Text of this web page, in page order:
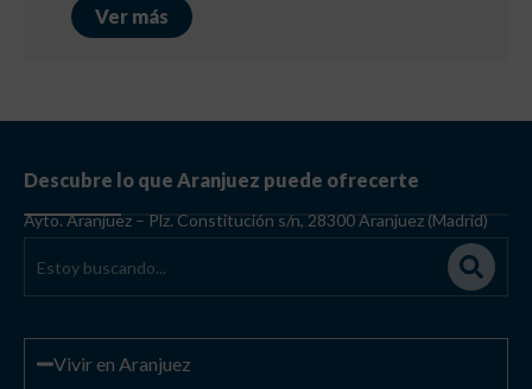
Descubre lo que Aranjuez puede ofrecerte
Vivir en Aranjuez
Cortes de tráfico
Plano de transportes